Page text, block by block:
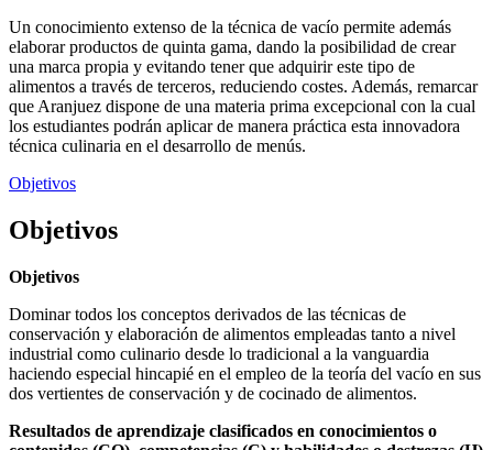
Un conocimiento extenso de la técnica de vacío permite además
elaborar productos de quinta gama, dando la posibilidad de crear
una marca propia y evitando tener que adquirir este tipo de
alimentos a través de terceros, reduciendo costes. Además, remarcar
que Aranjuez dispone de una materia prima excepcional con la cual
los estudiantes podrán aplicar de manera práctica esta innovadora
técnica culinaria en el desarrollo de menús.
Objetivos
Objetivos
Objetivos
Dominar todos los conceptos derivados de las técnicas de
conservación y elaboración de alimentos empleadas tanto a nivel
industrial como culinario desde lo tradicional a la vanguardia
haciendo especial hincapié en el empleo de la teoría del vacío en sus
dos vertientes de conservación y de cocinado de alimentos.
Resultados de aprendizaje clasificados en conocimientos o